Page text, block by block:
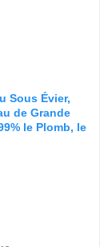
Sous Évier,
de Grande
le Plomb, le